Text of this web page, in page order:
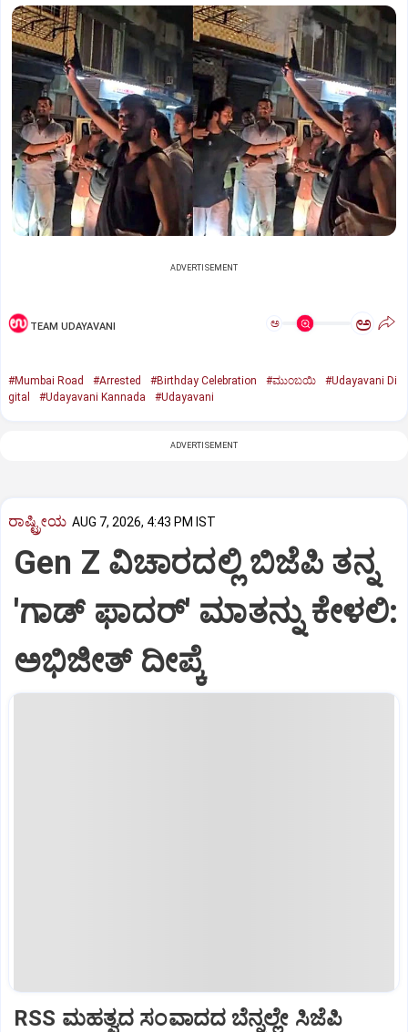
ADVERTISEMENT
TEAM UDAYAVANI ಅ ಅ
#Mumbai Road #Arrested #Birthday Celebration #ಮುಂಬಯಿ
#Udayavani Di
gital
#Udayavani Kannada #Udayavani
ADVERTISEMENT
ರಾಷ್ಟ್ರೀಯ AUG 7, 2026, 4:43 PM IST
Gen Z ವಿಚಾರದಲ್ಲಿ ಬಿಜೆಪಿ ತನ್ನ
'ಗಾಡ್ ಫಾದರ್' ಮಾತನ್ನು ಕೇಳಲಿ:
ಅಭಿಜೀತ್ ದೀಪ್ಕೆ
RSS ಮಹತ್ವದ ಸಂವಾದದ ಬೆನ್ನಲ್ಲೇ ಸಿಜೆಪಿ